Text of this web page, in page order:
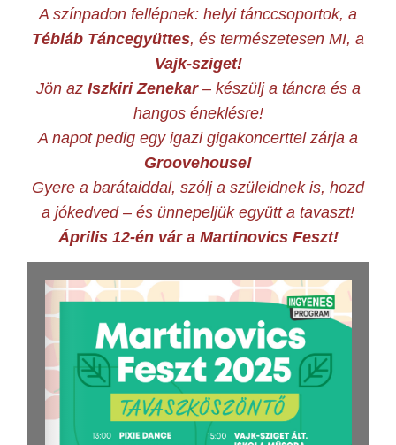
A színpadon fellépnek: helyi tánccsoportok, a
Tébláb Táncegyüttes, és természetesen MI, a
Vajk-sziget!
Jön az Iszkiri Zenekar– készülj a táncra és a
hangos éneklésre!
A napot pedig egy igazi gigakoncerttel zárja a
Groovehouse!
Gyere a barátaiddal, szólj a szüleidnek is, hozd
a jókedved – és ünnepeljük együtt a tavaszt!
Április 12-én vár a Martinovics Feszt!